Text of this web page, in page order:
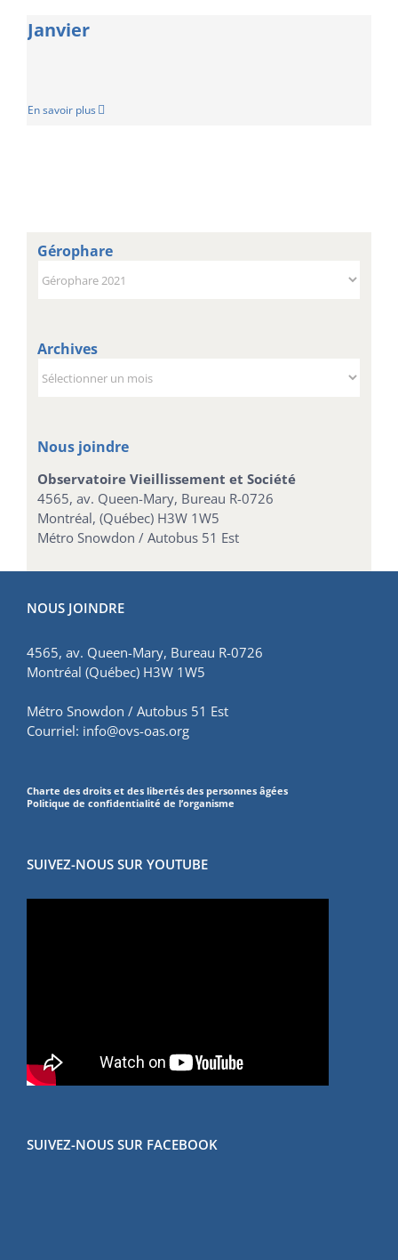
Janvier
En savoir plus
Gérophare
Archives
Nous joindre
Observatoire Vieillissement et Société
4565, av. Queen-Mary, Bureau R-0726
Montréal, (Québec) H3W 1W5
Métro Snowdon / Autobus 51 Est
NOUS JOINDRE
4565, av. Queen-Mary, Bureau R-0726
Montréal (Québec) H3W 1W5
Métro Snowdon / Autobus 51 Est
Courriel: info@ovs-oas.org
Charte des droits et des libertés des personnes âgées
Politique de confidentialité de l’organisme
SUIVEZ-NOUS SUR YOUTUBE
SUIVEZ-NOUS SUR FACEBOOK